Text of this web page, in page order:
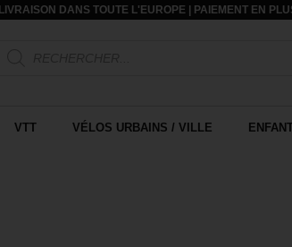
LIVRAISON DANS TOUTE L'EUROPE | PAIEMENT EN
VTT VÉLOS URBAINS / VILLE